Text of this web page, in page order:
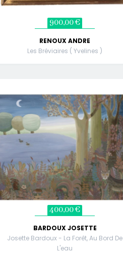
900,00 €
RENOUX ANDRE
Les Bréviaires ( Yvelines )
400,00 €
BARDOUX JOSETTE
Josette Bardoux - La Forêt, Au Bord De
L'eau